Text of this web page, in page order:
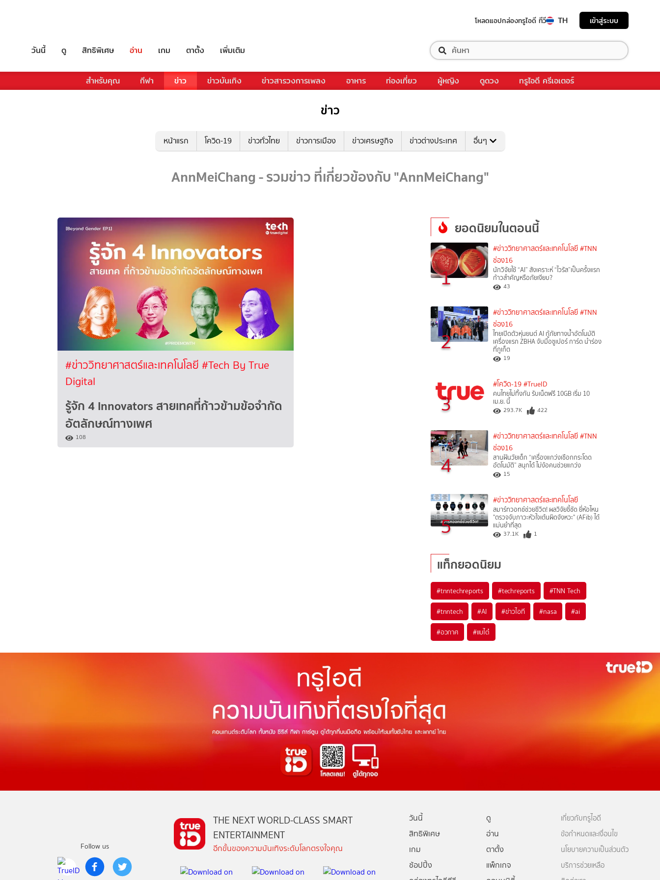
โหลดแอปกล่องทรูไอดี ทีวี TH เข้าสู่ระบบ
วันนี้ ดู สิทธิพิเศษ อ่าน เกม ตาตั้ง เพิ่มเติม
สำหรับคุณ กีฬา ข่าว ข่าวบันเทิง ข่าวสารวงการเพลง อาหาร ท่องเที่ยว ผู้หญิง ดูดวง ทรูไอดี ครีเอเตอร์
ข่าว
หน้าแรก โควิด-19 ข่าวทั่วไทย ข่าวการเมือง ข่าวเศรษฐกิจ ข่าวต่างประเทศ อื่นๆ
AnnMeiChang - รวมข่าว ที่เกี่ยวข้องกับ "AnnMeiChang"
#ข่าววิทยาศาสตร์และเทคโนโลยี #Tech By True
Digital
รู้จัก 4 Innovators สายเทคที่ก้าวข้ามข้อจำกัด
อัตลักษณ์ทางเพศ
108
ยอดนิยมในตอนนี้
1
#ข่าววิทยาศาสตร์และเทคโนโลยี #TNN
ช่อง16
นักวิจัยใช้ “AI” สังเคราะห์ “ไวรัส”เป็นครั้งแรก
ก้าวสำคัญหรือภัยเงียบ?
43
2
#ข่าววิทยาศาสตร์และเทคโนโลยี #TNN
ช่อง16
ไทยเปิดตัวหุ่นยนต์ AI กู้ภัยทางน้ำอัตโนมัติ
เครื่องแรก ZBHA จับมือซูเปอร์ การ์ด นำร่อง
ที่ภูเก็ต
19
3
#โควิด-19 #TrueID
คนไทยไม่ทิ้งกัน รับเน็ตฟรี 10GB เริ่ม 10
เม.ย. นี้
293.7K 422
4
#ข่าววิทยาศาสตร์และเทคโนโลยี #TNN
ช่อง16
สานฝันวัยเด็ก “เครื่องแกว่งเชือกกระโดด
อัตโนมัติ” สนุกได้ ไม่ง้อคนช่วยแกว่ง
15
5
#ข่าววิทยาศาสตร์และเทคโนโลยี
สมาร์ทวอทช์ช่วยชีวิต! ผลวิจัยชี้ชัด ยี่ห้อไหน
"ตรวจจับภาวะหัวใจเต้นผิดจังหวะ" (AFib) ได้
แม่นยำที่สุด
37.1K 1
แท็กยอดนิยม
#tnntechreports #techreports #TNN Tech
#tnntech #AI #ข่าวไอที #nasa #ai
#อวกาศ #แบไต๋
Follow us
THE NEXT WORLD-CLASS SMART
ENTERTAINMENT
อีกขั้นของความบันเทิงระดับโลกตรงใจคุณ
วันนี้
ดู
สิทธิพิเศษ
อ่าน
เกม
ตาตั้ง
ช้อปปิ้ง
แพ็กเกจ
เกี่ยวกับทรูไอดี
ข้อกำหนดและเงื่อนไข
นโยบายความเป็นส่วนตัว
บริการช่วยเหลือ